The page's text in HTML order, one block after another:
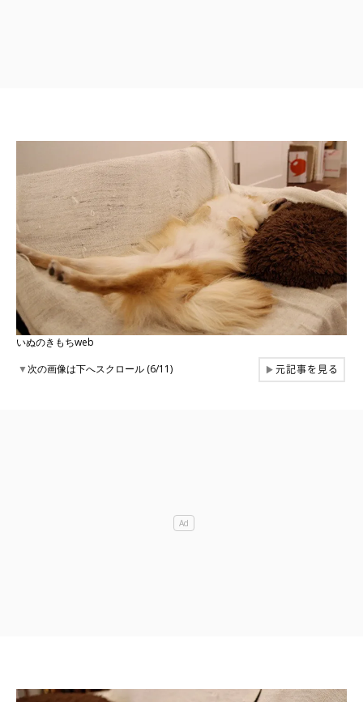
いぬのきもちweb
▼次の画像は下へスクロール (6/11) ▶元記事を見る